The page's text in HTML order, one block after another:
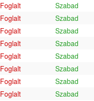
Foglalt
Szabad
Foglalt
Szabad
Foglalt
Szabad
Foglalt
Szabad
Foglalt
Szabad
Foglalt
Szabad
Foglalt
Szabad
Foglalt
Szabad